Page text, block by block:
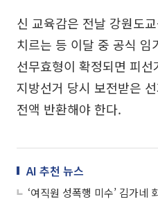
신 교육감은 전날 강원도
치르는 등 이달 중 공식 임
선무효형이 확정되면 피
지방선거 당시 보전받은
전액 반환해야 한다.
AI 추천 뉴스
‘여직원 성폭행 미수’ 김가네